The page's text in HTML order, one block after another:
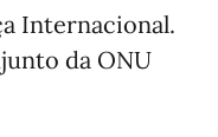
Internacional.
da ONU